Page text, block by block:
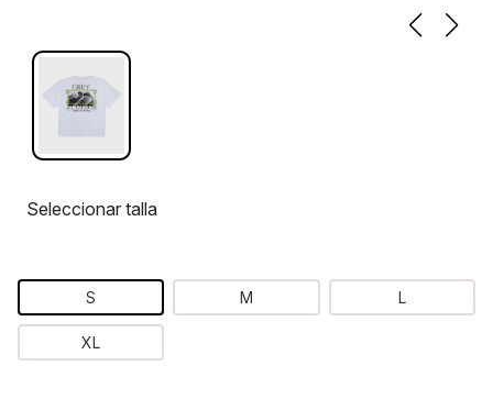
Seleccionar talla
S M L
XL